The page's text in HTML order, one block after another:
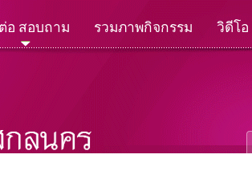
อ สอบถาม รวมภาพกิจกรรม วิดีโอ